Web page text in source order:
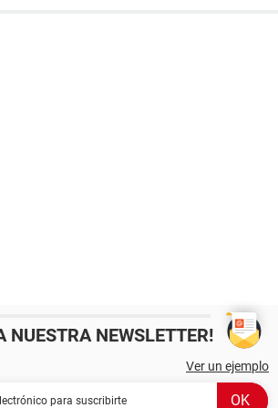
NUESTRA NEWSLETTER!
Ver un ejemplo